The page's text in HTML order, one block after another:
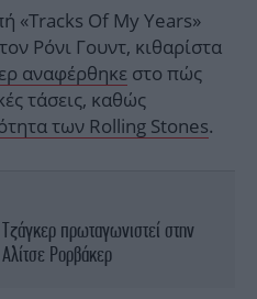
«Tracks Of My Years»
Ρόνι Γουντ, κιθαρίστα
αναφέρθηκε στο πώς
τάσεις, καθώς
των Rolling Stones.
πρωταγωνιστεί στην
Ρορβάκερ